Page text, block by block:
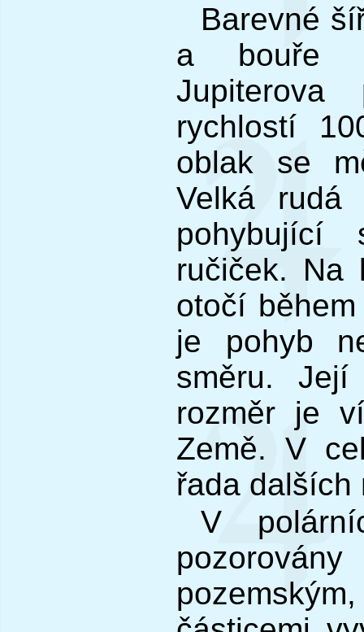
Barevné
a bouře
rychlostí
oblak se
Velká rudá
pohybující
ručiček. Na
otočí
je pohyb
směru.
rozměr je
Země. V
řada dalších
V